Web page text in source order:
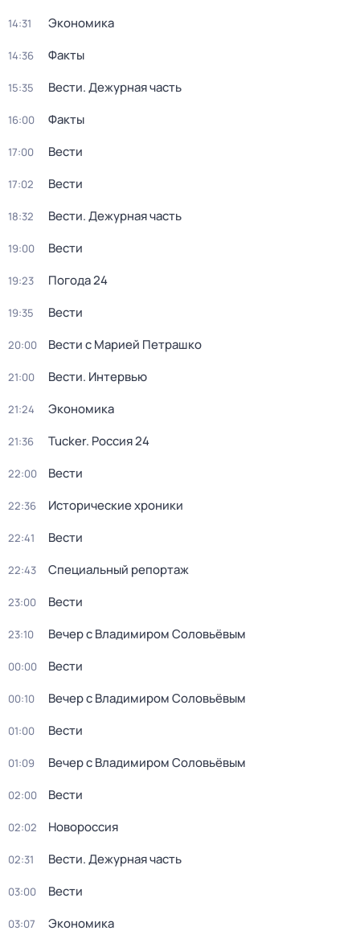
14:31 Экономика
14:36 Факты
15:35 Вести. Дежурная часть
16:00 Факты
17:00 Вести
17:02 Вести
18:32 Вести. Дежурная часть
19:00 Вести
19:23 Погода 24
19:35 Вести
20:00 Вести с Марией Петрашко
21:00 Вести. Интервью
21:24 Экономика
21:36 Tucker. Россия 24
22:00 Вести
22:36 Исторические хроники
22:41 Вести
22:43 Специальный репортаж
23:00 Вести
23:10 Вечер с Владимиром Соловьёвым
00:00 Вести
00:10 Вечер с Владимиром Соловьёвым
01:00 Вести
01:09 Вечер с Владимиром Соловьёвым
02:00 Вести
02:02 Новороссия
02:31 Вести. Дежурная часть
03:00 Вести
03:07 Экономика